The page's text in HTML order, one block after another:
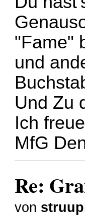
"Fame"
und
Und Zu
Ich
MfG
Re:
von